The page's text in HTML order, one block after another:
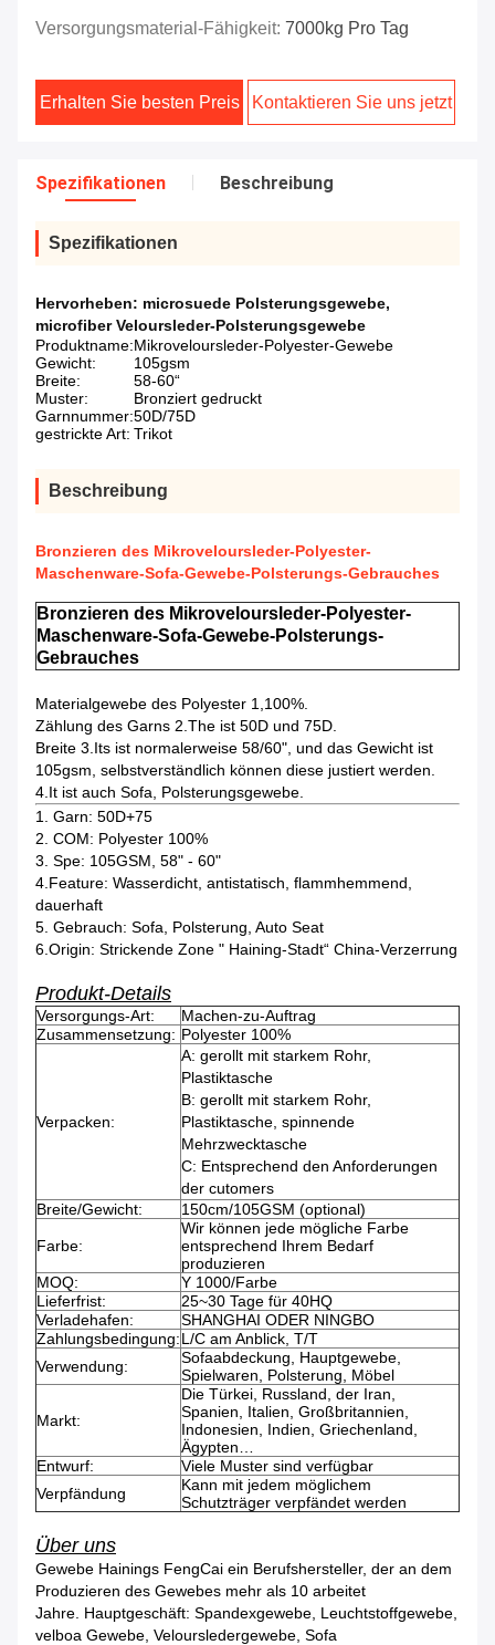
Versorgungsmaterial-Fähigkeit: 7000kg Pro Tag
Erhalten Sie besten Preis Kontaktieren Sie uns jetzt
Spezifikationen Beschreibung
Spezifikationen
Hervorheben: microsuede Polsterungsgewebe,
microfiber Veloursleder-Polsterungsgewebe
Produktname:Mikroveloursleder-Polyester-Gewebe
Gewicht:
105gsm
Breite:
58-60“
Muster:
Bronziert gedruckt
Garnnummer:50D/75D
gestrickte Art: Trikot
Beschreibung
Bronzieren des Mikroveloursleder-Polyester-
Maschenware-Sofa-Gewebe-Polsterungs-Gebrauches
Bronzieren des Mikroveloursleder-Polyester-
Maschenware-Sofa-Gewebe-Polsterungs-
Gebrauches
Materialgewebe des Polyester 1,100%.
Zählung des Garns 2.The ist 50D und 75D.
Breite 3.Its ist normalerweise 58/60", und das Gewicht ist
105gsm, selbstverständlich können diese justiert werden.
4.It ist auch Sofa, Polsterungsgewebe.
1. Garn: 50D+75
2. COM: Polyester 100%
3. Spe: 105GSM, 58" - 60"
4.Feature: Wasserdicht, antistatisch, flammhemmend,
dauerhaft
5. Gebrauch: Sofa, Polsterung, Auto Seat
6.Origin: Strickende Zone " Haining-Stadt“ China-Verzerrung
Produkt-Details
Versorgungs-Art:
Machen-zu-Auftrag
Zusammensetzung: Polyester 100%
Verpacken:
A: gerollt mit starkem Rohr,
Plastiktasche
B: gerollt mit starkem Rohr,
Plastiktasche, spinnende
Mehrzwecktasche
C: Entsprechend den Anforderungen
der cutomers
Breite/Gewicht:
150cm/105GSM (optional)
Farbe:
Wir können jede mögliche Farbe
entsprechend Ihrem Bedarf
produzieren
MOQ:
Y 1000/Farbe
Lieferfrist:
25~30 Tage für 40HQ
Verladehafen:
SHANGHAI ODER NINGBO
Zahlungsbedingung:L/C am Anblick, T/T
Verwendung:
Sofaabdeckung, Hauptgewebe,
Spielwaren, Polsterung, Möbel
Markt:
Die Türkei, Russland, der Iran,
Spanien, Italien, Großbritannien,
Indonesien, Indien, Griechenland,
Ägypten…
Entwurf:
Viele Muster sind verfügbar
Verpfändung
Kann mit jedem möglichem
Schutzträger verpfändet werden
Über uns
Gewebe Hainings FengCai ein Berufshersteller, der an dem
Produzieren des Gewebes mehr als 10 arbeitet
Jahre. Hauptgeschäft: Spandexgewebe, Leuchtstoffgewebe,
velboa Gewebe, Veloursledergewebe, Sofa